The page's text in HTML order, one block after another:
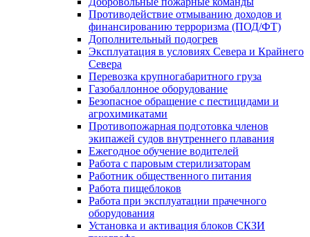
Противодействие отмыванию доходов и
финансированию терроризма (ПОД/ФТ)
Дополнительный подогрев
Эксплуатация в условиях Севера и Крайнего
Севера
Перевозка крупногабаритного груза
Газобаллонное оборудование
Безопасное обращение с пестицидами и
агрохимикатами
Противопожарная подготовка членов
экипажей судов внутреннего плавания
Ежегодное обучение водителей
Работа с паровым стерилизаторам
Работник общественного питания
Работа пищеблоков
Работа при эксплуатации прачечного
оборудования
Установка и активация блоков СКЗИ